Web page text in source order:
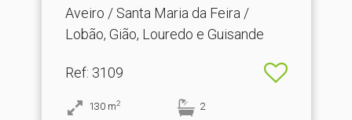
Aveiro / Santa Maria da Feira /
Lobão, Gião, Louredo e Guisande
Ref: 3109
130 m2 2